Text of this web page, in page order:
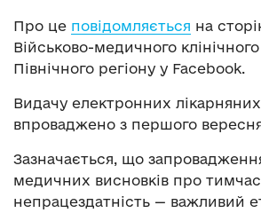
Про це повідомляється на
Військово-медичного
Північного регіону у Facebook.
Видачу електронних
впроваджено з першого
Зазначається, що
медичних висновків про
непрацездатність — важливий